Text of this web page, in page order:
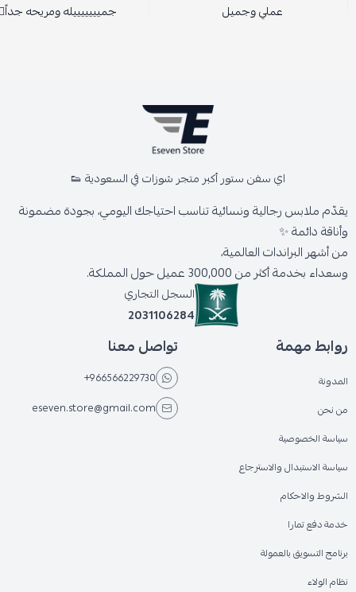
عملي وجميل جميييييييله ومريحه
اي سفن ستور أكبر متجر شوزات في السعودية 👟
يقدّم ملابس رجالية ونسائية تناسب احتياجك اليومي، بجودة مضمونة
وأناقة دائمة ✨
من أشهر البراندات العالمية،
وسعداء بخدمة أكثر من 300,000 عميل حول المملكة.
السجل التجاري
2031106284
روابط مهمة
المدونة
من نحن
سياسة الخصوصية
سياسة الاستبدال والاسترجاع
الشروط والاحكام
خدمة دفع تمارا
برنامج التسويق بالعمولة
نظام الولاء
تواصل معنا
+966566229730
eseven.store@gmail.com